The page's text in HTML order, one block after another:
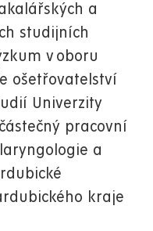
a
studijních
v oboru
ošetřovatelství
Univerzity
pracovní
a
kraje